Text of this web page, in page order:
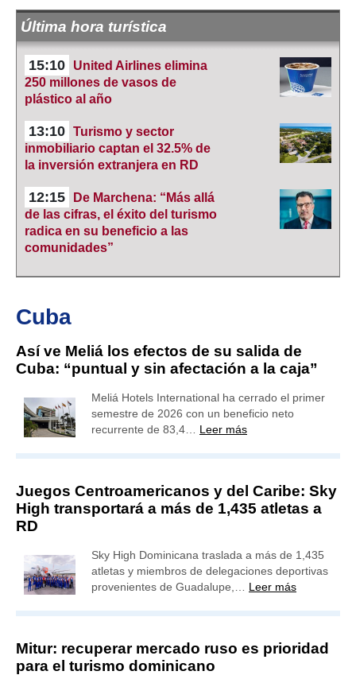
Última hora turística
15:10
United Airlines elimina
250 millones de vasos de
plástico al año
13:10 Turismo y sector
inmobiliario captan el 32.5% de
la inversión extranjera en RD
12:15
De Marchena: “Más allá
de las cifras, el éxito del turismo
radica en su beneficio a las
comunidades”
Cuba
Así ve Meliá los efectos de su salida de
Cuba: “puntual y sin afectación a la caja”
Meliá Hotels International ha cerrado el primer
semestre de 2026 con un beneficio neto
recurrente de 83,4… Leer más
Juegos Centroamericanos y del Caribe: Sky
High transportará a más de 1,435 atletas a
RD
Sky High Dominicana traslada a más de 1,435
atletas y miembros de delegaciones deportivas
provenientes de Guadalupe,… Leer más
Mitur: recuperar mercado ruso es prioridad
para el turismo dominicano